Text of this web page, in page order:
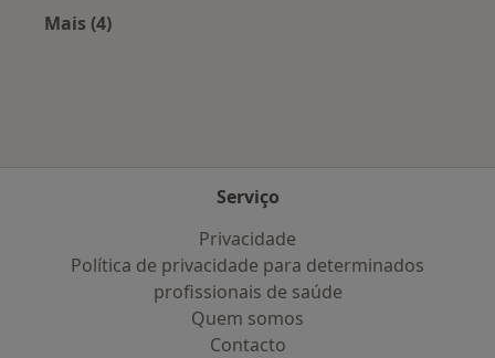
Mais (4)
Serviço
Privacidade
Política de privacidade para determinados
profissionais de saúde
Quem somos
Contacto